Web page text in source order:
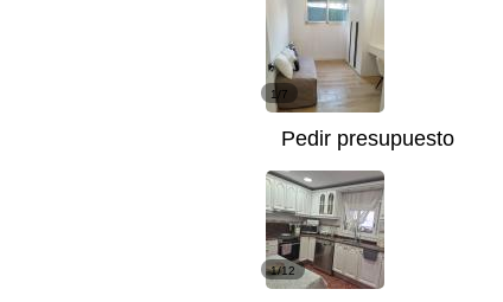
1/7
Pedir presupuesto
1/12